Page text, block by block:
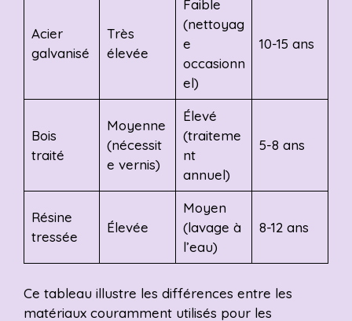
Acier
galvanisé
Très
élevée
Faible
(nettoyag
e
occasionn
el)
10-15 ans
Bois
traité
Moyenne
(nécessit
e vernis)
Élevé
(traiteme
nt
annuel)
5-8 ans
Résine
tressée
Élevée
Moyen
(lavage à
l’eau)
8-12 ans
Ce tableau illustre les différences entre les
matériaux couramment utilisés pour les